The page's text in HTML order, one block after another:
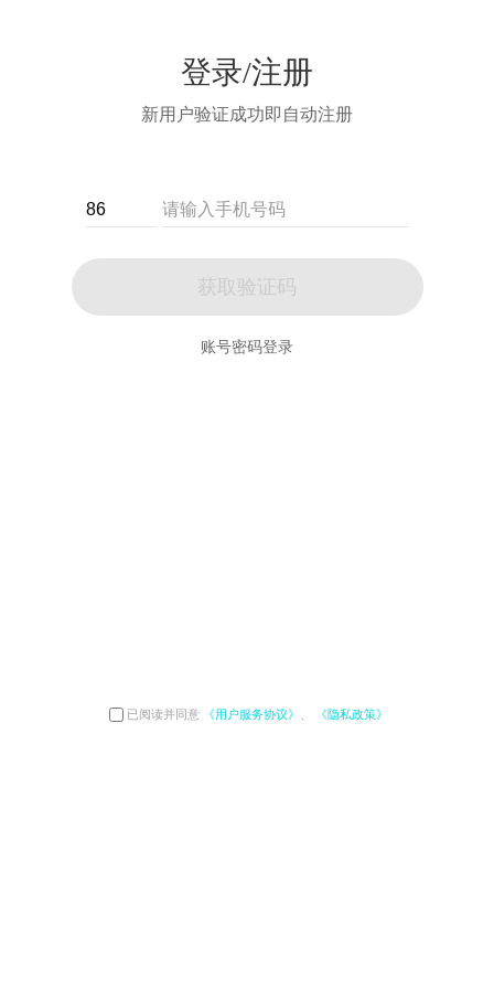
登录/注册
新用户验证成功即自动注册
获取验证码
账号密码登录
已阅读并同意 《用户服务协议》 《隐私政策》